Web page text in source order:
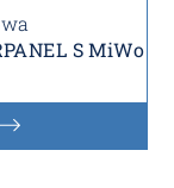
S MiWo